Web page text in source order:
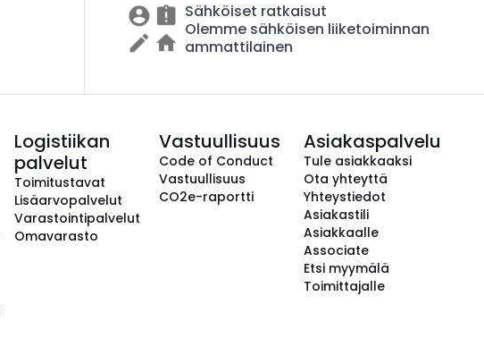
Sähköiset ratkaisut
Olemme sähköisen liiketoiminnan
ammattilainen
Logistiikan
palvelut
Toimitustavat
Lisäarvopalvelut
Varastointipalvelut
Omavarasto
Vastuullisuus
Code of Conduct
Vastuullisuus
CO2e-raportti
Asiakaspalvelu
Tule asiakkaaksi
Ota yhteyttä
Yhteystiedot
Asiakastili
Asiakkaalle
Associate
Etsi myymälä
Toimittajalle